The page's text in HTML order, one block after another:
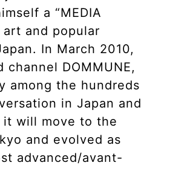
a “MEDIA
art and popular
In March 2010,
DOMMUNE,
among the hundreds
in Japan and
it will move to the
and evolved as
advanced/avant-